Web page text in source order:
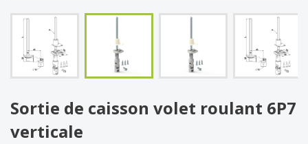
Sortie de caisson volet roulant 6P7
verticale